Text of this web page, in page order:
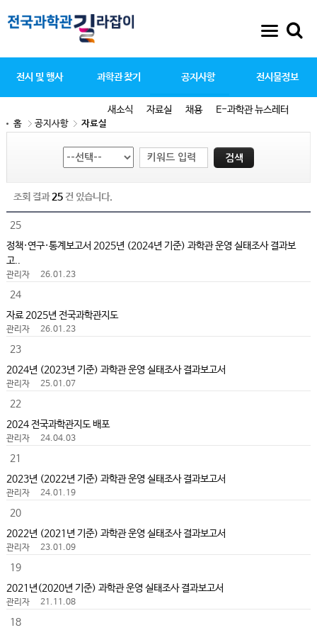
전시 및 행사 과학관 찾기 공지사항
새소식 자료실 채용 E-과학관 뉴스레터
전시물정보
홈 공지사항 자료실
조회 결과25건 있습니다.
25
정책·연구·통계보고서 2025년 (2024년 기준) 과학관 운영 실태조사 결과보
고..
관리자 26.01.23
24
자료 2025년 전국과학관지도
관리자 26.01.23
23
2024년 (2023년 기준) 과학관 운영 실태조사 결과보고서
관리자 25.01.07
22
2024 전국과학관지도 배포
관리자 24.04.03
21
2023년 (2022년 기준) 과학관 운영 실태조사 결과보고서
관리자 24.01.19
20
2022년 (2021년 기준) 과학관 운영 실태조사 결과보고서
관리자 23.01.09
19
2021년(2020년 기준) 과학관 운영 실태조사 결과보고서
관리자 21.11.08
18